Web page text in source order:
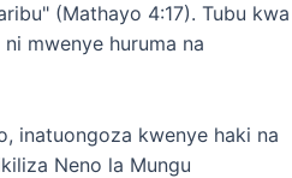
(Mathayo 4:17). Tubu kwa
mwenye huruma na
inatuongoza kwenye haki na
Neno la Mungu